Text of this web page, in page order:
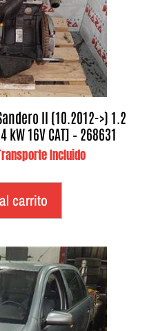
II (10.2012->) 1.2
16V CAT] – 268631
Incluido
carrito